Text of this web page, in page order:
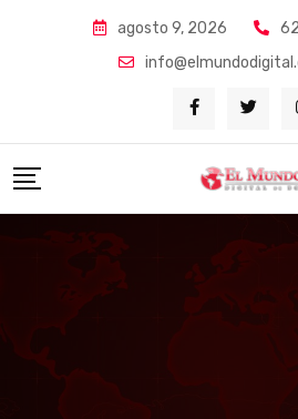
agosto 9, 2026